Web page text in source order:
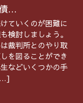
...
ていくのが困難に
検討しましょう。
裁判所とのやり取
を図ることができ
などいくつかの手